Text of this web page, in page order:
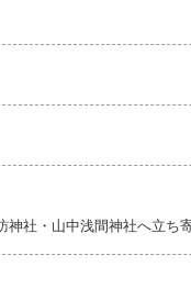
社・山中浅間神社へ立ち